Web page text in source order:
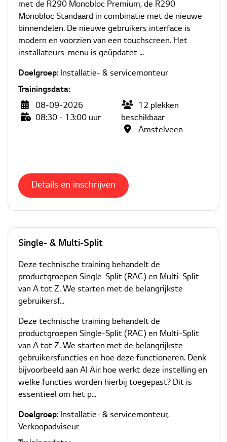
met de R290 Monobloc Premium, de R290
Monobloc Standaard in combinatie met de nieuwe
binnendelen. De nieuwe gebruikers interface is
modern en voorzien van een touchscreen. Het
installateurs-menu is geüpdatet ...
Doelgroep: Installatie- & servicemonteur
Trainingsdata:
08-09-2026
08:30 - 13:00 uur
12 plekken
beschikbaar
Amstelveen
Details en inschrijven
Single- & Multi-Split
Deze technische training behandelt de
productgroepen Single-Split (RAC) en Multi-Split
van A tot Z. We starten met de belangrijkste
gebruikersf...
Deze technische training behandelt de
productgroepen Single-Split (RAC) en Multi-Split
van A tot Z. We starten met de belangrijkste
gebruikersfuncties en hoe deze functioneren. Denk
bijvoorbeeld aan AI Air: hoe werkt deze instelling en
welke functies worden hierbij toegepast? Dit is
essentieel om het p...
Doelgroep: Installatie- & servicemonteur,
Verkoopadviseur